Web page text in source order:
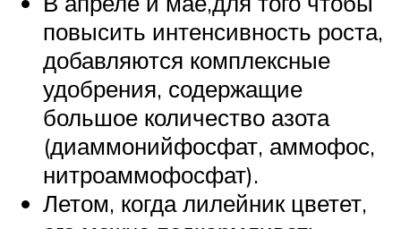
повысить интенсивность роста,
добавляются комплексные
удобрения, содержащие
большое количество азота
(диаммонийфосфат, аммофос,
нитроаммофосфат).
Летом, когда лилейник цветет,